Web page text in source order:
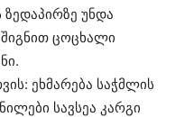
უნდა
შიგნით ცოცხალი
ეხმარება საჭმლის
სავსეა კარგი